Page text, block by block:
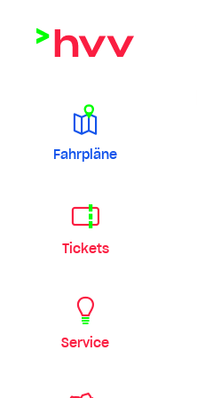
Fahrpläne
Tickets
Service